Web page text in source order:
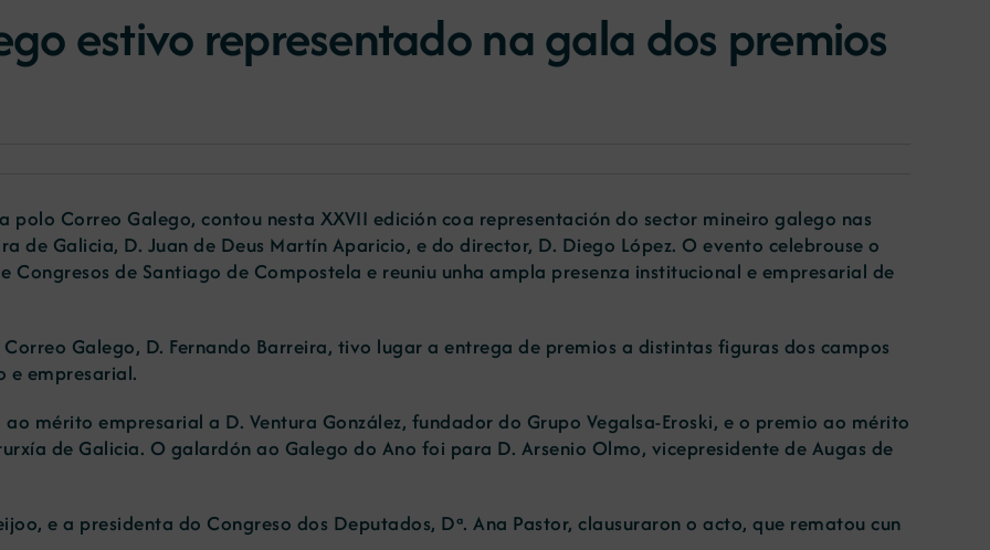
estivo representado na gala dos premios
polo Correo Galego, contou nesta XXVII edición coa representación do sector mineiro galego nas
de Galicia, D. Juan de Deus Martín Aparicio, e do director, D. Diego López. O evento celebrouse o
Congresos de Santiago de Compostela e reuniu unha ampla presenza institucional e empresarial de
Galego, D. Fernando Barreira, tivo lugar a entrega de premios a distintas figuras dos campos
e empresarial.
mérito empresarial a D. Ventura González, fundador do Grupo Vegalsa-Eroski, e o premio ao mérito
de Galicia. O galardón ao Galego do Ano foi para D. Arsenio Olmo, vicepresidente de Augas de
e a presidenta do Congreso dos Deputados, Dª. Ana Pastor, clausuraron o acto, que rematou cun